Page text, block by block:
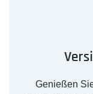
Genießen